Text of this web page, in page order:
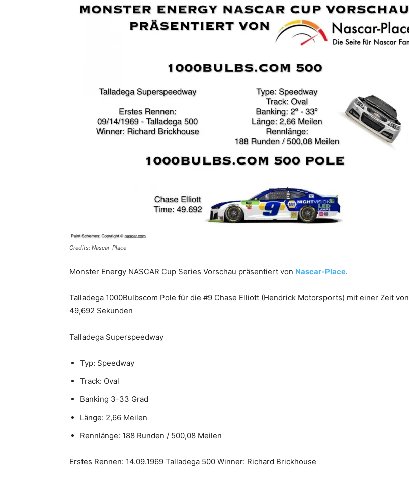
Credits: Nascar-Place
Monster Energy NASCAR Cup Series Vorschau präsentiert von Nascar-Place.
Talladega 1000Bulbscom Pole für die #9 Chase Elliott (Hendrick Motorsports) mit einer Zeit von
49,692 Sekunden
Talladega Superspeedway
Typ: Speedway
Track: Oval
Banking 3-33 Grad
Länge: 2,66 Meilen
Rennlänge: 188 Runden / 500,08 Meilen
Erstes Rennen: 14.09.1969 Talladega 500 Winner: Richard Brickhouse